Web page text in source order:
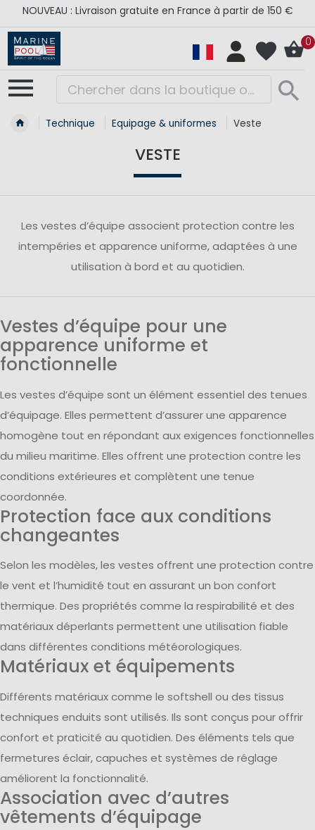
NOUVEAU : Livraison gratuite en France à partir de 150 €
0
Technique Equipage & uniformes Veste
VESTE
Les vestes d’équipe associent protection contre les
intempéries et apparence uniforme, adaptées à une
utilisation à bord et au quotidien.
Vestes d’équipe pour une
apparence uniforme et
fonctionnelle
Les vestes d’équipe sont un élément essentiel des tenues
d’équipage. Elles permettent d’assurer une apparence
homogène tout en répondant aux exigences fonctionnelles
du milieu maritime. Elles offrent une protection contre les
conditions extérieures et complètent une tenue
coordonnée.
Protection face aux conditions
changeantes
Selon les modèles, les vestes offrent une protection contre
le vent et l’humidité tout en assurant un bon confort
thermique. Des propriétés comme la respirabilité et des
matériaux déperlants permettent une utilisation fiable
dans différentes conditions météorologiques.
Matériaux et équipements
Différents matériaux comme le softshell ou des tissus
techniques enduits sont utilisés. Ils sont conçus pour offrir
confort et praticité au quotidien. Des éléments tels que
fermetures éclair, capuches et systèmes de réglage
améliorent la fonctionnalité.
Association avec d’autres
vêtements d’équipage